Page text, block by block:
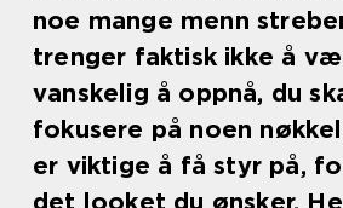
noe mange menn
trenger faktisk ikke å
vanskelig å oppnå, du
fokusere på noen
er viktige å få styr på,
det looket du ønsker.